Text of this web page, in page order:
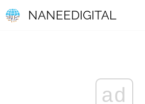
NANEEDIGITAL
ad